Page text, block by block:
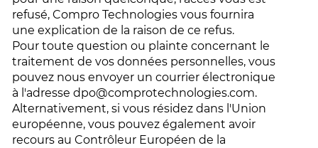
refusé, Compro Technologies vous fournira
une explication de la raison de ce refus.
Pour toute question ou plainte concernant le
traitement de vos données personnelles, vous
pouvez nous envoyer un courrier électronique
à l'adressedpo@comprotechnologies.com.
Alternativement, si vous résidez dans l'Union
européenne, vous pouvez également avoir
recours au Contrôleur Européen de la